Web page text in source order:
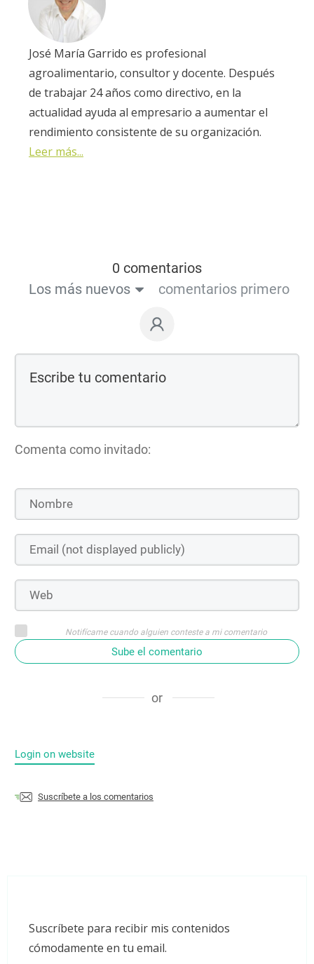
José María Garrido es profesional
agroalimentario, consultor y docente. Después
de trabajar 24 años como directivo, en la
actualidad ayuda al empresario a aumentar el
rendimiento consistente de su organización.
Leer más...
0 comentarios
Los más nuevos
comentarios primero
Comenta como invitado:
Notifícame cuando alguien conteste a mi comentario
Sube el comentario
or
Login on website
Suscríbete a los comentarios
Suscríbete para recibir mis contenidos
cómodamente en tu email.